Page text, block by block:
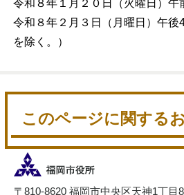
令和８年１月２０日（火曜日）午
令和８年２月３日（月曜日）午後
を除く。）
このページに関する
〒810-8620 福岡市中央区天神1丁目